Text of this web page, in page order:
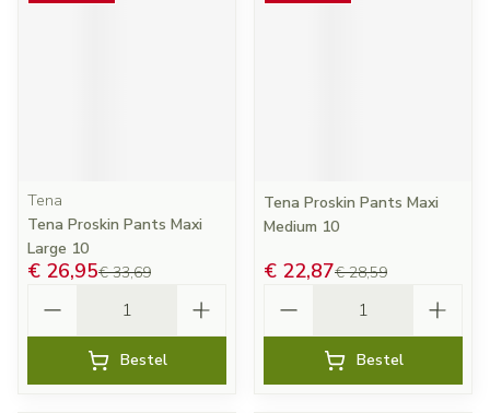
Tena
Tena Proskin Pants Maxi
Large 10
€ 33,69
€ 26,95
Bestel
Tena Proskin Pants Maxi
Medium 10
€ 28,59
€ 22,87
Bestel